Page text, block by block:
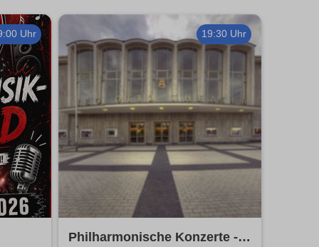
Uhr 19:30 Uhr
Philharmonische Konzerte -